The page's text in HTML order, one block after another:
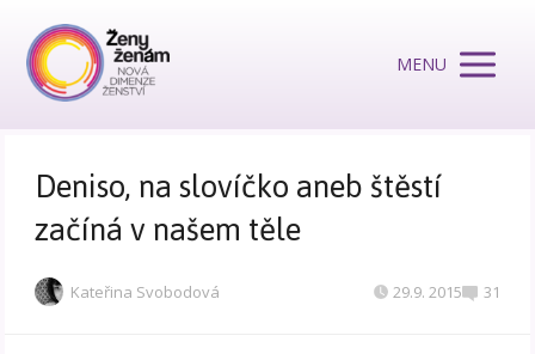
MENU
Deniso, na slovíčko aneb štěstí
začíná v našem těle
Kateřina Svobodová 29.9. 2015 31